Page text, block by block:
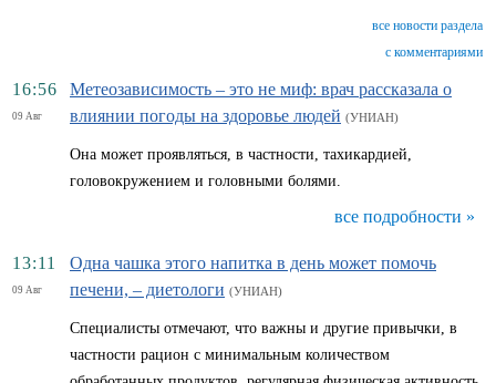
все новости раздела
с комментариями
16:56
09 Авг
Метеозависимость – это не миф: врач рассказала о
влиянии погоды на здоровье людей (УНИАН)
Она может проявляться, в частности, тахикардией,
головокружением и головными болями.
все подробности »
13:11
09 Авг
Одна чашка этого напитка в день может помочь
печени, – диетологи (УНИАН)
Специалисты отмечают, что важны и другие привычки, в
частности рацион с минимальным количеством